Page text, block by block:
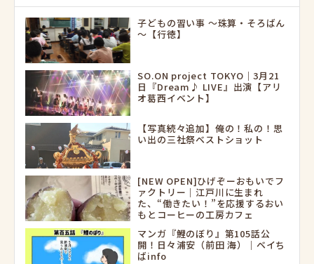
子どもの習い事 ～珠算・そろばん
～【行徳】
SO.ON project TOKYO｜3月21
日『Dream♪ LIVE』出演【アリ
オ葛西イベント】
【写真続々追加】俺の！私の！思
い出の三社祭ベストショット
[NEW OPEN]ひげぞーおもいでフ
ァクトリー｜江戸川に生まれ
た、“働きたい！”を応援するおい
もとコーヒーの工房カフェ
マンガ『鯉のぼり』第105話公
開！日々浦安（前田 海）｜ベイち
ばinfo